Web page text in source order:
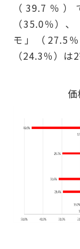
（39.7％
（35.0％）
モ」（27.5
（24.3％）は